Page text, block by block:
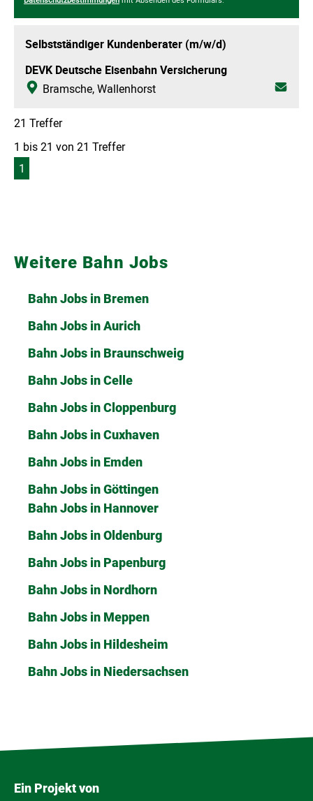
Weitere Bahn Jobs
Bahn Jobs in Bremen
Bahn Jobs in Aurich
Bahn Jobs in Braunschweig
Bahn Jobs in Celle
Bahn Jobs in Cloppenburg
Bahn Jobs in Cuxhaven
Bahn Jobs in Emden
Bahn Jobs in Göttingen
Bahn Jobs in Hannover
Bahn Jobs in Oldenburg
Bahn Jobs in Papenburg
Bahn Jobs in Nordhorn
Bahn Jobs in Meppen
Bahn Jobs in Hildesheim
Bahn Jobs in Niedersachsen
Ein Projekt von